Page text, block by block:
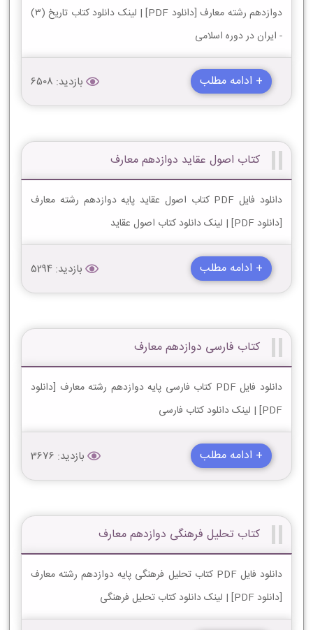
دوازدهم رشته معارف [دانلود PDF] | لینک دانلود کتاب تاریخ (3)
- ایران در دوره اسلامی
+ ادامه مطلب بازدید: 6508
کتاب اصول عقاید دوازدهم معارف
دانلود فایل PDF کتاب اصول عقاید پایه دوازدهم رشته معارف
[دانلود PDF] | لینک دانلود کتاب اصول عقاید
+ ادامه مطلب بازدید: 5294
کتاب فارسی دوازدهم معارف
دانلود فایل PDF کتاب فارسی پایه دوازدهم رشته معارف [دانلود
PDF] | لینک دانلود کتاب فارسی
+ ادامه مطلب بازدید: 3676
کتاب تحلیل فرهنگی دوازدهم معارف
دانلود فایل PDF کتاب تحلیل فرهنگی پایه دوازدهم رشته معارف
[دانلود PDF] | لینک دانلود کتاب تحلیل فرهنگی